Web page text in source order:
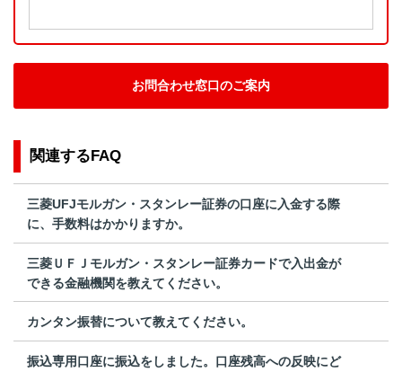
お問合わせ窓口のご案内
関連するFAQ
三菱UFJモルガン・スタンレー証券の口座に入金する際
に、手数料はかかりますか。
三菱ＵＦＪモルガン・スタンレー証券カードで入出金が
できる金融機関を教えてください。
カンタン振替について教えてください。
振込専用口座に振込をしました。口座残高への反映にど